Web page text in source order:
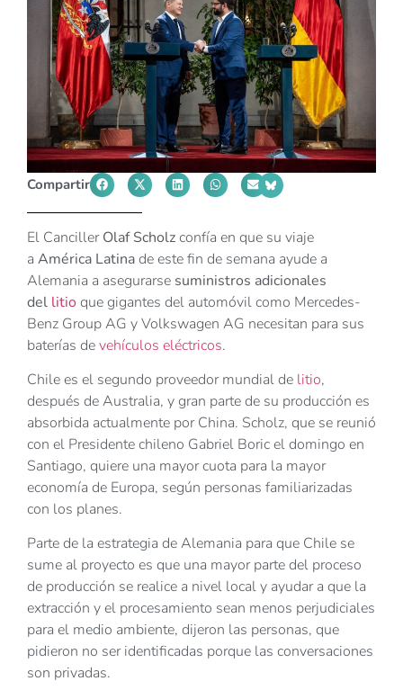
Compartir
El CancillerOlaf Scholzconfía en que su viaje
a América Latinade este fin de semana ayude a
Alemania a asegurarse suministros adicionales
del litioque gigantes del automóvil como Mercedes-
Benz Group AG y Volkswagen AG necesitan para sus
baterías devehículos eléctricos.
Chile es el segundo proveedor mundial de litio,
después de Australia, y gran parte de su producción es
absorbida actualmente por China. Scholz, que se reunió
con el Presidente chileno Gabriel Boric el domingo en
Santiago, quiere una mayor cuota para la mayor
economía de Europa, según personas familiarizadas
con los planes.
Parte de la estrategia de Alemania para que Chile se
sume al proyecto es que una mayor parte del proceso
de producción se realice a nivel local y ayudar a que la
extracción y el procesamiento sean menos perjudiciales
para el medio ambiente, dijeron las personas, que
pidieron no ser identificadas porque las conversaciones
son privadas.